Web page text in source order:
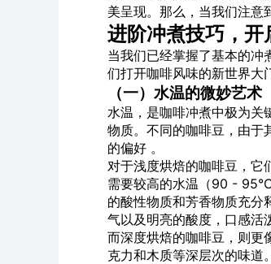
美呈现。那么，当我们注意
进阶冲煮技巧，开
当我们已经掌握了基本的冲
们打开咖啡风味的新世界大
（一）水温的微妙艺术
水温，是咖啡冲煮中极为关
物质。不同的咖啡豆，由于
的偏好 。
对于浅度烘焙的咖啡豆，它
需要较高的水温（90 -
的酸性物质和芳香物质充分
气以及明亮的酸度，口感活
而深度烘焙的咖啡豆，则更
克力和木质等深层次的味